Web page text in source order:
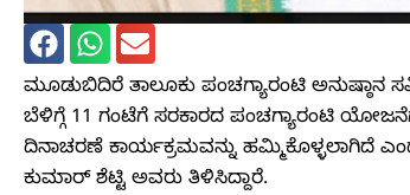
ಮೂಡುಬಿದಿರೆ ತಾಲೂಕು ಪಂಚಗ್ಯಾರಂಟಿ
ಬೆಳಿಗ್ಗೆ 11 ಗಂಟೆಗೆ ಸರಕಾರದ ಪಂಚಗ್ಯಾರಂಟಿ
ದಿನಾಚರಣೆ ಕಾರ್ಯಕ್ರಮವನ್ನು ಹಮ್ಮಿಕೊಳ್ಳಲಾಗಿದೆ
ಕುಮಾರ್ ಶೆಟ್ಟಿ ಅವರು ತಿಳಿಸಿದ್ದಾರೆ.